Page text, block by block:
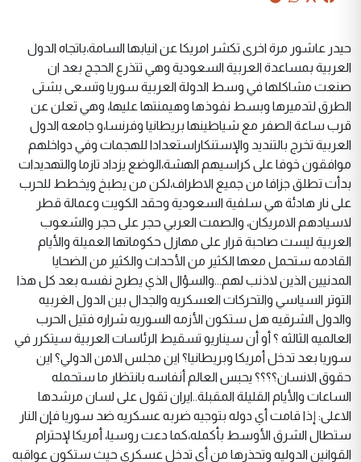
حيدر عاشور مرة اخرى تكشر امريكا عن انيابها السامة،باتجاه الدول
العربية بمساعدة العربية السعودية وهي تتذرع الحجج بعد ان
صنعت مشاكلها في وسط الدولة العربية سوريا وتسعى بشتى
الطرق لتدميرها وبسط نفوذها وهيمنتها عليها، وهي تعلن عن
قرب ساعة الصفر مع شياطينها بريطانيا وفرنسا،و جامعه الدول
العربية تخرج بالتنديد والإستنكاراستعدادا للهجمات وفي دواخلهم
موافقون خوفا على كراسيهم الهشة،الوضع يزداد تازما والتهديدات
بدأت تطلق جزافا من جميع الاطراف،لكن من يطبخ ويخطط للحرب
على نار هادئة هي سلفية السعودية وحقد الكويت وعمالة قطر
لاسيادهم الامريكان، والصمت العربي حجر على حجر والشعوب
العربية ليست صاحبة قرار على مهازل حكوماتها العميلة والأيام
القادمه ستحمل معها الكثير من الأحداث والكثير من الضحايا
المدنيين الذين لاذنب لهم...والسؤال الذي يطرح نفسه بعد كل هذا
التوتر السياسي والتحركات العسكريه والجدال بين الدول الغربيه
والدول الشرقيه هل ستكون الأزمه السوريه شراره فتيل الحرب
العالميه الثالثه ؟ أو أن سيناريو تسقيط الرئاسات العربية سيتكرر في
سوريا بعد تدخل أمريكا وبريطانيا؟ اين مجلس الامن الدولي؟ اين
حقوق الانسان؟؟؟؟ يحبس العالم أنفاسه بانتظار ما ستحمله
الساعات والأيام القليلة المقبلة..ايران تقول على لسان مرشدها
الاعلى: إذا قامت أي دوله بتوجيه ضربه عسكريه ضد سوريا فإن النار
ستطال الشرق الأوسط بأكمله،كما دعت روسيا، أمريكا لإحترام
القوانين الدوليه وتحذرها من أي تدخل عسكري حيث ستكون عواقبه